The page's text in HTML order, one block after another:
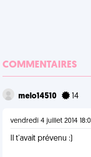
COMMENTAIRES
melo14510 14
vendredi 4 juillet 2014
Il t'avait prévenu :)